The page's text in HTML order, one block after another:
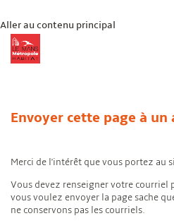
Aller au contenu principal
lmmhabitat.com
Paiement en ligne Mon espace
Envoyer cette page à un
Merci de l'intérêt que vous portez au
Vous devez renseigner votre courriel
vous voulez envoyer la page sache
ne conservons pas les courriels.